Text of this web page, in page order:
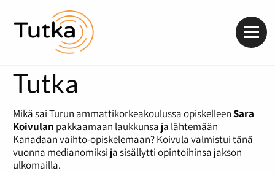
Tutka
Mikä sai Turun ammattikorkeakoulussa opiskelleenSara
Koivulan pakkaamaan laukkunsa ja lähtemään
Kanadaan vaihto-opiskelemaan? Koivula valmistui tänä
vuonna medianomiksi ja sisällytti opintoihinsa jakson
ulkomailla.